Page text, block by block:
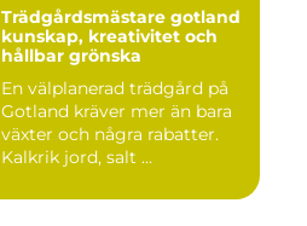
Trädgårdsmästare gotland
kunskap, kreativitet och
hållbar grönska
En välplanerad trädgård på
Gotland kräver mer än bara
växter och några rabatter.
Kalkrik jord, salt ...